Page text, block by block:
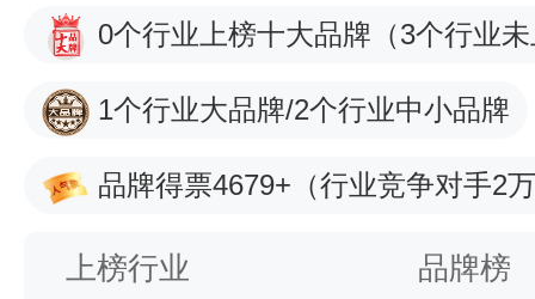
0个行业上榜十大品牌 （3个行业
1个行业大品牌/2个行业中小品牌
品牌得票4679+ （行业竞争对手2
上榜行业 品牌榜